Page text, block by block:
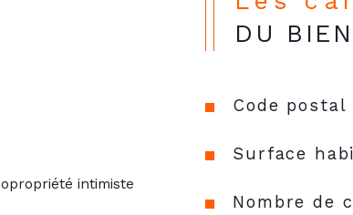
intimiste
DU BIEN
Code postal
Surface
Nombre de